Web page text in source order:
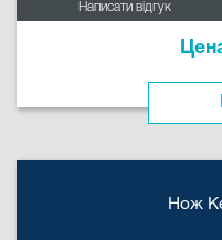
Написати відгук
Нож